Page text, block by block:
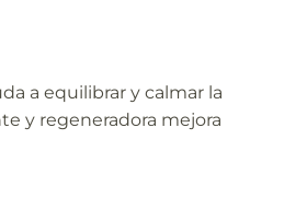
a equilibrar y calmar la
y regeneradora mejora